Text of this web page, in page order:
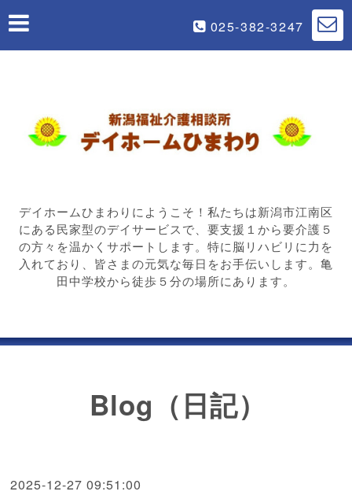
025-382-3247
デイホームひまわりにようこそ！私たちは新潟市江南区
にある民家型のデイサービスで、要支援１から要介護５
の方々を温かくサポートします。特に脳リハビリに力を
入れており、皆さまの元気な毎日をお手伝いします。亀
田中学校から徒歩５分の場所にあります。
Blog（日記）
2025-12-27 09:51:00